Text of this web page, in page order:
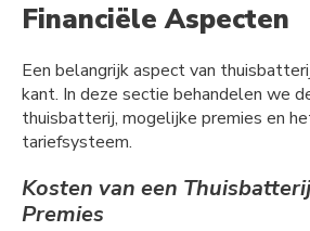
Financiële Aspecten
Een belangrijk aspect van
kant. In deze sectie behandelen we
thuisbatterij, mogelijke premies en
tariefsysteem.
Kosten van een
Premies